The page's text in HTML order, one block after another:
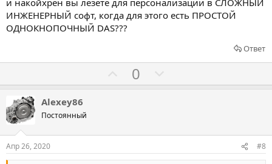
а
т
а
а
т
р
о
ИНЖЕНЕРНЫЙ софт, когда для этого есть ПРОСТОЙ
ОДНОКНОПОЧНЫЙ DAS???
Ответ
о
с
в
0
о
с
в
Alexey86
Постоянный
Апр 26, 2020 #8